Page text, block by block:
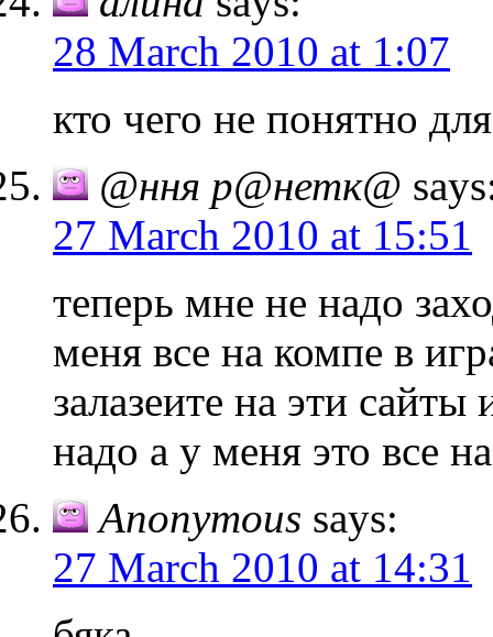
28 March 2010 at 1:07
кто чего не понятно
@ння р@нетк@
27 March 2010 at 15:51
теперь мне не надо
меня все на компе в
залазеите на эти
надо а у меня это все
Anonymous says:
27 March 2010 at 14:31